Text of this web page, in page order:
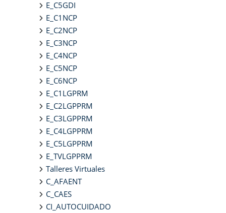
E_C5GDI
E_C1NCP
E_C2NCP
E_C3NCP
E_C4NCP
E_C5NCP
E_C6NCP
E_C1LGPRM
E_C2LGPPRM
E_C3LGPPRM
E_C4LGPPRM
E_C5LGPPRM
E_TVLGPPRM
Talleres Virtuales
C_AFAENT
C_CAES
CI_AUTOCUIDADO